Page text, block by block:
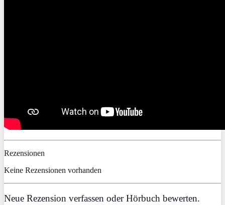
Rezensionen
Keine Rezensionen vorhanden
Neue Rezension verfassen oder Hörbuch bewerten.